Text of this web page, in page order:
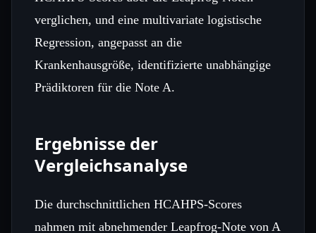
verglichen, und eine multivariate logistische
Regression, angepasst an die
Krankenhausgröße, identifizierte unabhängige
Prädiktoren für die Note A.
Ergebnisse der
Vergleichsanalyse
Die durchschnittlichen HCAHPS‑Scores
nahmen mit abnehmender Leapfrog‑Note von A